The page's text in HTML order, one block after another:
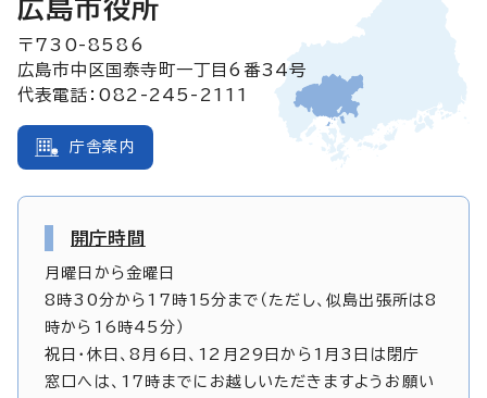
広島市役所
〒730-8586
広島市中区国泰寺町一丁目6番34号
代表電話：082-245-2111
庁舎案内
開庁時間
月曜日から金曜日
8時30分から17時15分まで（ただし、似島出張所は8
時から16時45分）
祝日・休日、8月6日、12月29日から1月3日は閉庁
窓口へは、17時までにお越しいただきますようお願い